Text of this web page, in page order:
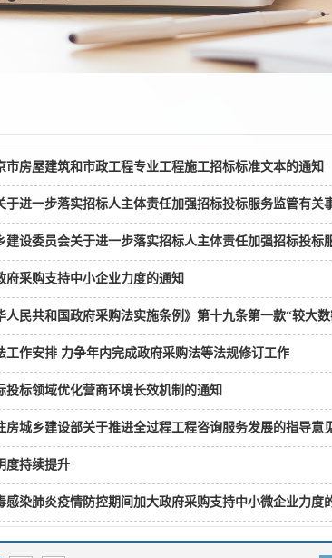
市房屋建筑和市政工程专业工程施工招标标准文本的通知
于进一步落实招标人主体责任加强招标投标服务监管有关
建设委员会关于进一步落实招标人主体责任加强招标投标
府采购支持中小企业力度的通知
人民共和国政府采购法实施条例》第十九条第一款“较大
工作安排 力争年内完成政府采购法等法规修订工作
投标领域优化营商环境长效机制的通知
房城乡建设部关于推进全过程工程咨询服务发展的指导意
度持续提升
感染肺炎疫情防控期间加大政府采购支持中小微企业力度